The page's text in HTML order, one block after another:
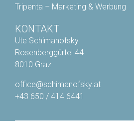
Tripenta – Marketing & Werbung
KONTAKT
Ute Schimanofsky
Rosenberggürtel 44
8010 Graz
office@schimanofsky.at
+43 650 / 414 6441